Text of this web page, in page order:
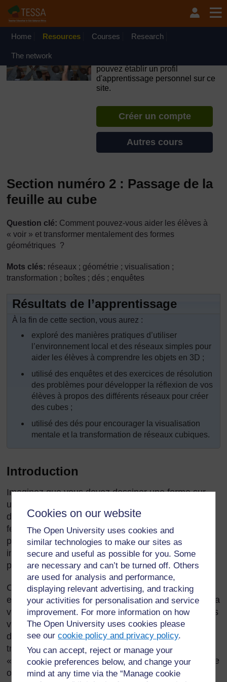
Cookies on our website
The Open University uses cookies and
similar technologies to make our sites as
secure and useful as possible for you. Some
are necessary and can’t be turned off. Others
are used for analysis and performance,
displaying relevant advertising, and tracking
your activities for personalisation and service
improvement. For more information on how
The Open University uses cookies please
see ourcookie policy and privacy policy.
You can accept, reject or manage your
cookie preferences below, and change your
mind at any time via the “Manage cookie
Passer au contenu principal
OpenLearn Create will be unavailable on Wednesday 12
August 2026 from 8am to 10.30am (GMT) due to routine
Home Resources Courses Research
The network
pouvez établir un profil
d'apprentissage personnel sur ce
site.
Créer un compte
Autres cours
Section numéro 2 : Passage de la
feuille au cube
Question clé: Comment pouvez-vous aider les élèves à
« voir » et transformer mentalement des formes
géométriques ?
Mots clés: réseaux ; géométrie ; visualisation ;
transformation ; boîtes ; dés ; enquêtes
Résultats de l’apprentissage
À la fin de cette section, vous aurez :
exploré des manières pratiques d’utiliser
l’environnement local et des réseaux simples pour
aider les élèves à comprendre les objets en 3D ;
utilisé des enquêtes et des exercices de résolution
des problèmes pour développer la réflexion de vos
élèves à propos des différents réseaux pour créer
des cubes ;
utilisé des dés pour encourager la visualisation
mentale et la transformation de réseaux cubiques.
Introduction
Imaginez que vous devez dessiner une forme sur
une feuille de papier ; cette forme pourra être
découpée et pliée pour former un cube. Sur la
feuille, vous allez dessiner les six carrés qui seront
pliés pour créer les six faces du cube. Pouvez-vous
imaginer la forme que vous dessineriez sur la feuille
pour créer le cube ?
Cela n’est pas facile à faire, car cet exercice mental
exige deux aptitudes mathématiques importantes : la
visualisation mentale (le fait de pouvoir « voir » dans
votre esprit une image mathématique en deux
dimensions (2D) ou en trois dimensions (3D)) et la
transformation mentale (le fait de pouvoir
« manipuler » ou modifier cette image d’une manière
ou d’une autre).